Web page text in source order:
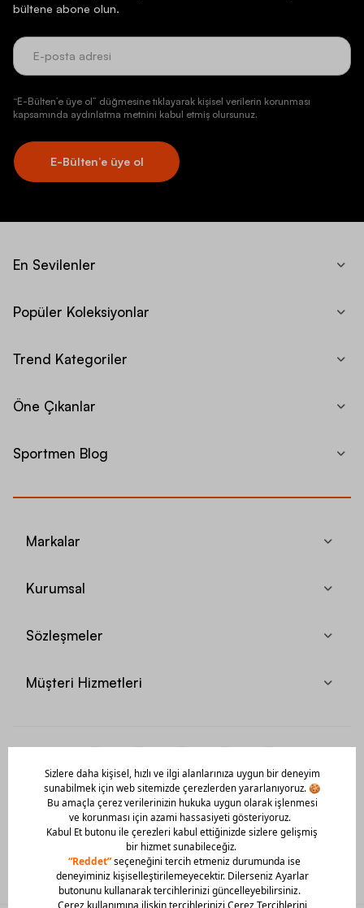
bültene abone olun.
“E-Bülten’e üye ol” düğmesine tıklayarak kişisel verilerin korunması
kapsamında aydınlatma metnini kabul etmiş olursunuz.
E-Bülten’e üye ol
En Sevilenler
Popüler Koleksiyonlar
Trend Kategoriler
Öne Çıkanlar
Sportmen Blog
Markalar
Kurumsal
Sözleşmeler
Müşteri Hizmetleri
Mobil Uygulamamızı Hemen İndir!